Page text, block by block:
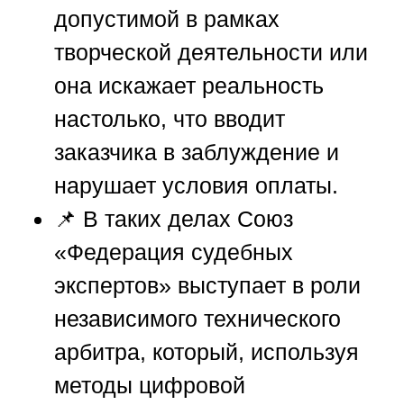
допустимой в рамках
творческой деятельности или
она искажает реальность
настолько, что вводит
заказчика в заблуждение и
нарушает условия оплаты.
📌 В таких делах Союз
«Федерация судебных
экспертов» выступает в роли
независимого технического
арбитра, который, используя
методы цифровой